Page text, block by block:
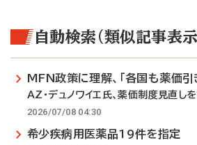
自動検索（類似記事表示
MFN政策に理解、「各国も薬価引
AZ・デュノワイエ氏、薬価制度見直し
2026/07/08 04:30
希少疾病用医薬品19件を指定